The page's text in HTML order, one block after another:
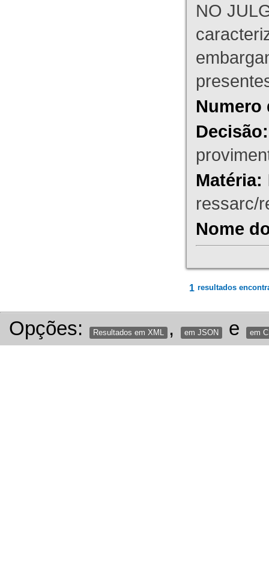
NO
Numero
Decisão:
Matéria:
ressarc/
Nome
1 resultados
Opções: Resultados em XML , em JSON e em